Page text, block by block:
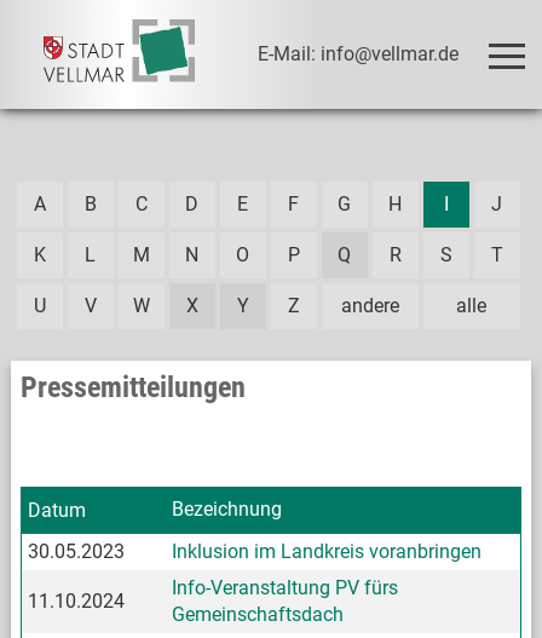
E-Mail: info@vellmar.de
alle
A B C D E F G H I J
K L M N O P Q R S T
U V W X Y Z andere
Pressemitteilungen
Datum
Bezeichnung
30.05.2023
Inklusion im Landkreis voranbringen
11.10.2024
Info-Veranstaltung PV fürs
Gemeinschaftsdach